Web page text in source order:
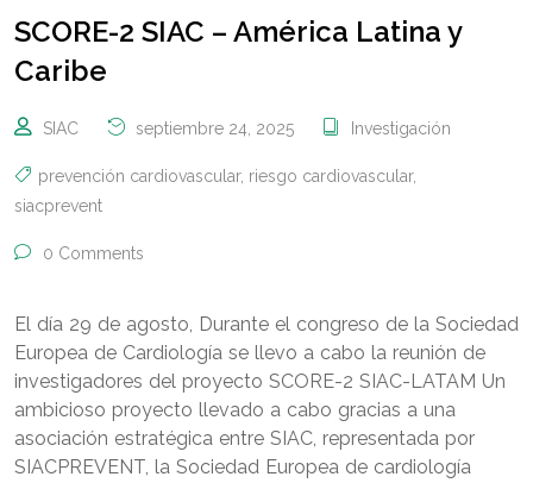
SCORE-2 SIAC – América Latina y
Caribe
SIAC septiembre 24, 2025 Investigación
prevención cardiovascular, riesgo cardiovascular,
siacprevent
0 Comments
El día 29 de agosto, Durante el congreso de la Sociedad
Europea de Cardiología se llevo a cabo la reunión de
investigadores del proyecto SCORE-2 SIAC-LATAM Un
ambicioso proyecto llevado a cabo gracias a una
asociación estratégica entre SIAC, representada por
SIACPREVENT, la Sociedad Europea de cardiología